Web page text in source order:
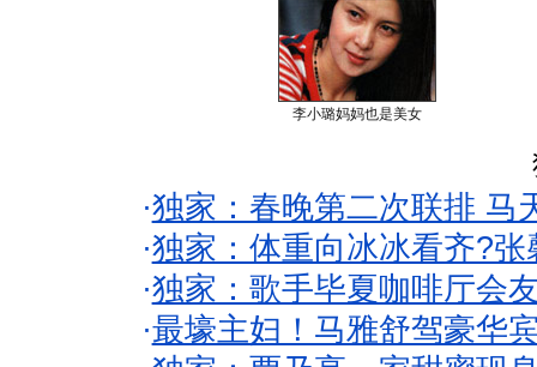
李小璐妈妈也是美女
·独家：春晚第二次联排 马
·独家：体重向冰冰看齐?
·独家：歌手毕夏咖啡厅会
·最壕主妇！马雅舒驾豪华